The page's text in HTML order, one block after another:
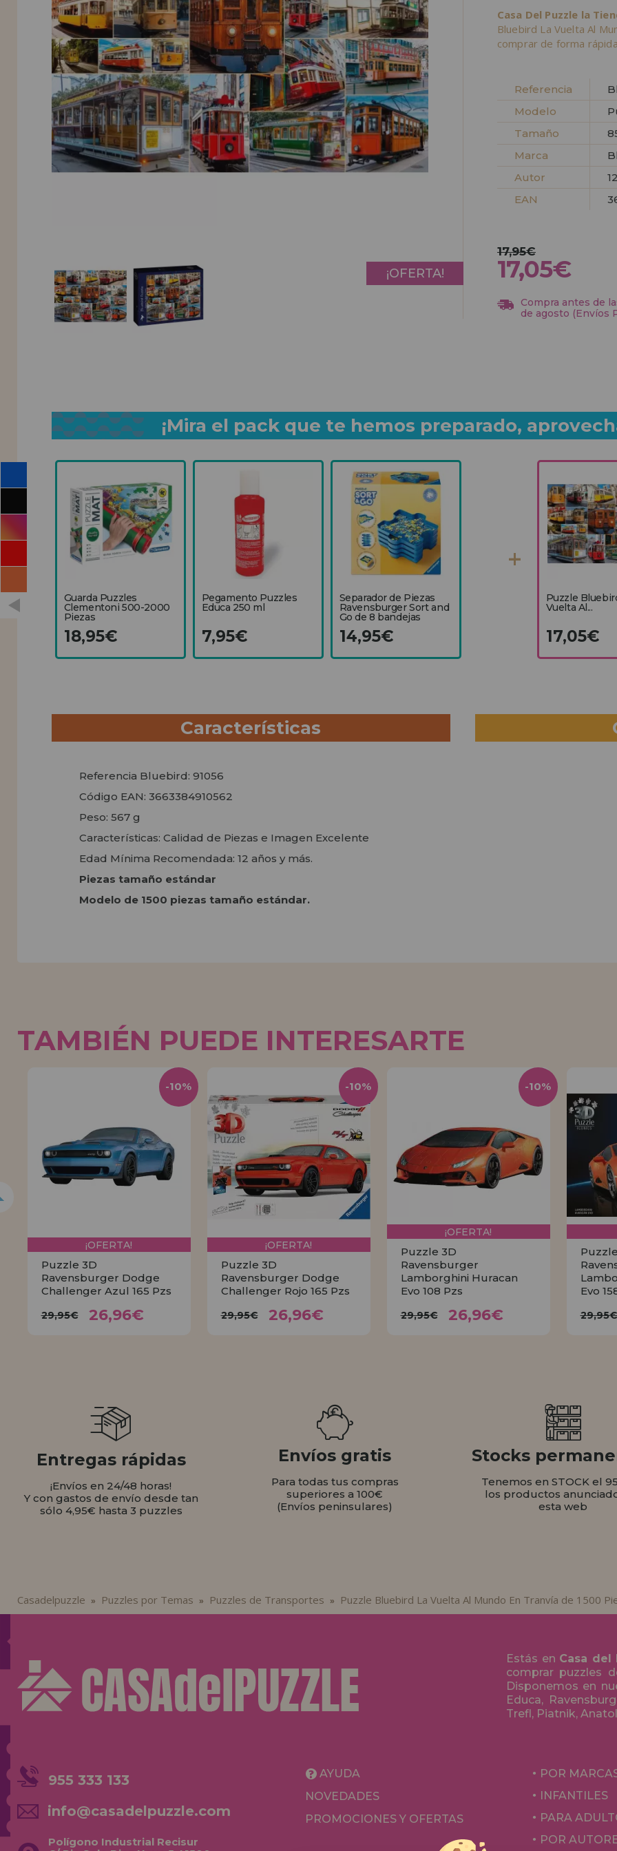
INFORMACIÓN
955 333 133
info@casadelpuzzle.com
Casa Del Puzzle la
Bluebird La Vuelta Al
comprar de forma
Referencia
Modelo
Tamaño
Marca
Autor
EAN
¡OFERTA!
17,95€
17,05€
Compra antes de
de agosto (Envíos
¡Mira el pack que te hemos preparado,
Guarda Puzzles
Clementoni 500-2000
Piezas
18,95€
Pegamento Puzzles
Educa 250 ml
7,95€
Separador de Piezas
Ravensburger Sort and
Go de 8 bandejas
14,95€
Puzzle
Vuelta Al...
17,05€
Características
Referencia Bluebird: 91056
Código EAN: 3663384910562
Peso: 567 g
Características: Calidad de Piezas e Imagen Excelente
Edad Mínima Recomendada: 12 años y más.
Piezas tamaño estándar
Modelo de 1500 piezas tamaño estándar.
TAMBIÉN PUEDE INTERESARTE
¡OFERTA!
Puzzle 3D
Ravensburger Dodge
Challenger Azul 165 Pzs
29,95€ 26,96€
-10%
¡OFERTA!
Puzzle 3D
Ravensburger Dodge
Challenger Rojo 165 Pzs
29,95€ 26,96€
-10%
¡OFERTA!
Puzzle 3D
Ravensburger
Lamborghini Huracan
Evo 108 Pzs
29,95€ 26,96€
-10%
Evo
29,95€
Entregas rápidas
¡Envíos en 24/48 horas!
Y con gastos de envío desde tan
sólo 4,95€ hasta 3 puzzles
Envíos gratis
Para todas tus compras
superiores a 100€
(Envíos peninsulares)
Stocks
Tenemos en STOCK el
los productos
esta web
Casadelpuzzle » Puzzles por Temas » Puzzles de Transportes » Puzzle Bluebird La Vuelta Al Mundo En Tranvía de 1500
Estás en Casa del
comprar puzzles
Disponemos en
Educa,
Trefl, Piatnik,
955 333 133
info@casadelpuzzle.com
Polígono Industrial Recisur
AYUDA
NOVEDADES
PROMOCIONES Y OFERTAS
POR
INFANTILES
PARA
POR